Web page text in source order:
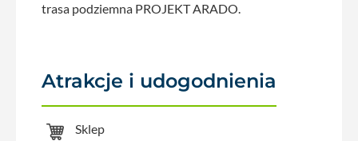
trasa podziemna PROJEKT ARADO.
Atrakcje i udogodnienia
Sklep